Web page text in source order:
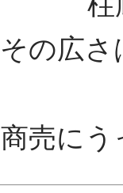
その広さ
商売にう